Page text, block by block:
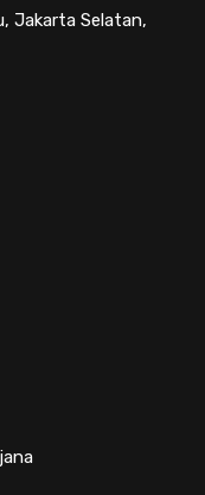
Jakarta Selatan,